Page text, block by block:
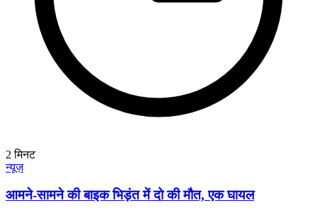
2 मिनट
न्यूज़
आमने-सामने की बाइक भिड़ंत में दो की मौत, एक घायल